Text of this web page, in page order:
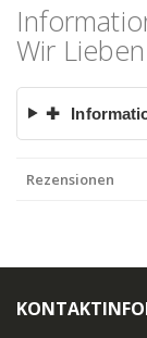
Wir
✚
Rezensionen